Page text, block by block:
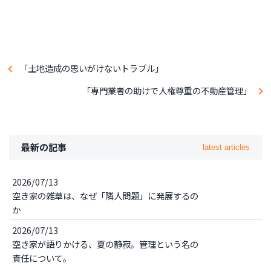
「土地造成の思いがけないトラブル」
「専門業者の助けで人権尊重の不動産管理」
最新の記事 latest articles
2026/07/13
空き家の雑草は、なぜ「隣人問題」に発展するの
か
2026/07/13
空き家が語りかける、夏の静寂。管理という名の
責任について。